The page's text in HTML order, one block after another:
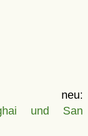
und San